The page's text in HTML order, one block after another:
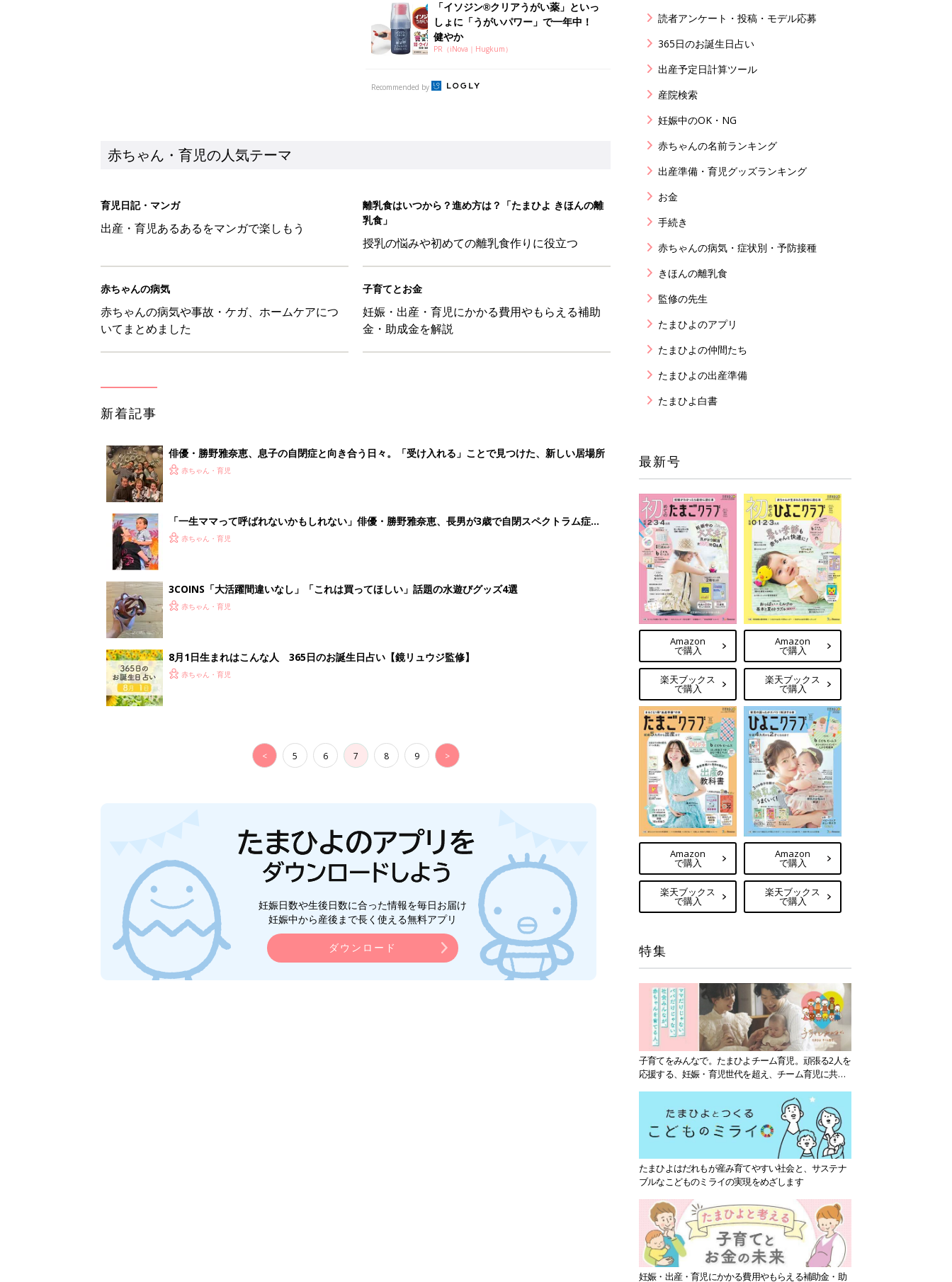
「イソジン®クリアうがい薬」といっ
しょに「うがいパワー」で一年中！
健やか
PR（iNova｜Hugkum）
Recommended by
赤ちゃん・育児の人気テーマ
育児日記・マンガ
出産・育児あるあるをマンガで楽しもう
離乳食はいつから？進め方は？「たまひよ きほんの離
乳食」
授乳の悩みや初めての離乳食作りに役立つ
赤ちゃんの病気
赤ちゃんの病気や事故・ケガ、ホームケアにつ
いてまとめました
子育てとお金
妊娠・出産・育児にかかる費用やもらえる補助
金・助成金を解説
新着記事
俳優・勝野雅奈恵、息子の自閉症と向き合う日々。「受け入れる」ことで見つけた、新しい居場所
赤ちゃん・育児
「一生ママって呼ばれないかもしれない」俳優・勝野雅奈恵、長男が3歳で自閉スペクトラム症と
診断赤ちゃん・育児
3COINS「大活躍間違いなし」「これは買ってほしい」話題の水遊びグッズ4選
赤ちゃん・育児
8月1日生まれはこんな人 365日のお誕生日占い【鏡リュウジ監修】
赤ちゃん・育児
< 5 6 7 8 9 >
妊娠日数や生後日数に合った情報を毎日お届け
妊娠中から産後まで長く使える無料アプリ
ダウンロード
読者アンケート・投稿・モデル応募
365日のお誕生日占い
出産予定日計算ツール
産院検索
妊娠中のOK・NG
赤ちゃんの名前ランキング
出産準備・育児グッズランキング
お金
手続き
赤ちゃんの病気・症状別・予防接種
きほんの離乳食
監修の先生
たまひよのアプリ
たまひよの仲間たち
たまひよの出産準備
たまひよ白書
最新号
Amazon
で購入
楽天ブックス
で購入
Amazon
で購入
楽天ブックス
で購入
Amazon
で購入
楽天ブックス
で購入
Amazon
で購入
楽天ブックス
で購入
特集
子育てをみんなで。たまひよチーム育児。頑張る2人を
応援する、妊娠・育児世代を超え、チーム育児に共感
たまひよはだれもが産み育てやすい社会と、サステナ
ブルなこどものミライの実現をめざします
妊娠・出産・育児にかかる費用やもらえる補助金・助